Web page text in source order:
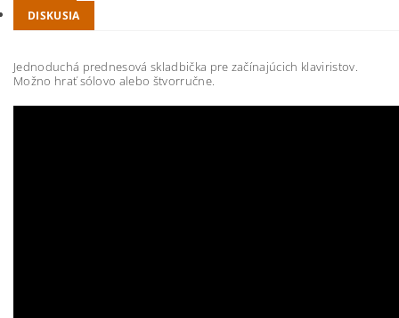
DISKUSIA
Jednoduchá prednesová skladbička pre začínajúcich klaviristov.
Možno hrať sólovo alebo štvorručne.